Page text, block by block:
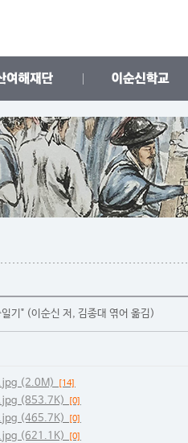
기" (이순신 저, 김종대 엮어 옮김)
(2.0M) [14]
(853.7K) [0]
(465.7K) [0]
(621.1K) [0]